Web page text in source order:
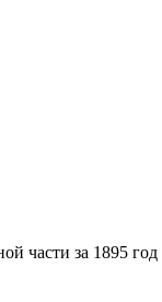
части за 1895 год